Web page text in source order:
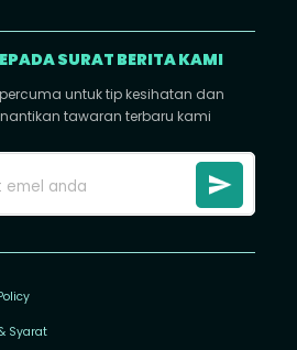
SURAT BERITA KAMI
untuk tip kesihatan dan
tawaran terbaru kami
Syarat